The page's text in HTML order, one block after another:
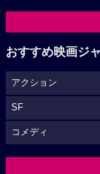
おすすめ映画ジ
アクション
SF
コメディ